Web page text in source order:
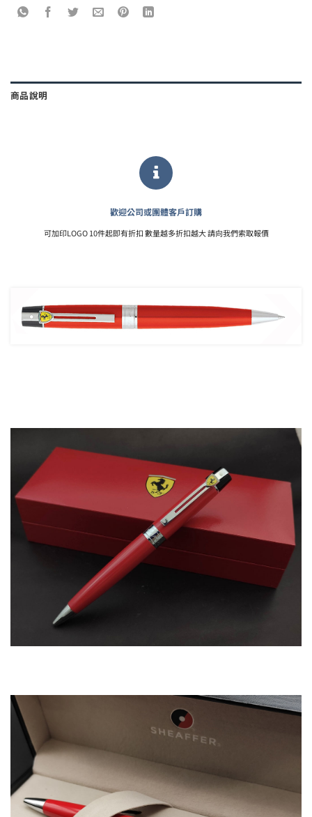
商品說明
歡迎公司或團體客戶訂購
可加印LOGO 10件起即有折扣 數量越多折扣越大 請向我們索取報價